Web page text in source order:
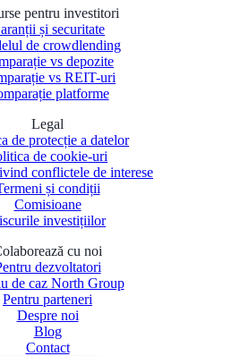
pentru investitori
și securitate
de crowdlending
vs depozite
vs REIT-uri
platforme
Legal
de protecție a datelor
de cookie-uri
conflictele de interese
și condiții
Comisioane
investițiilor
cu noi
dezvoltatori
de caz North Group
Pentru parteneri
Despre noi
Blog
Contact